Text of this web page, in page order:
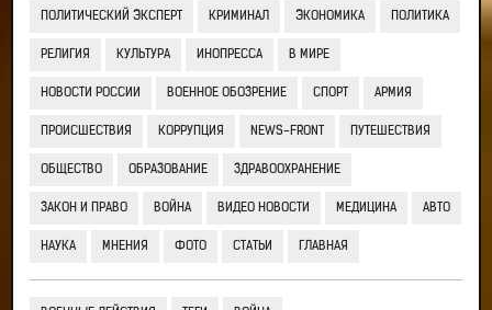
ПОЛИТИЧЕСКИЙ ЭКСПЕРТ КРИМИНАЛ ЭКОНОМИКА ПОЛИТИКА
РЕЛИГИЯ КУЛЬТУРА ИНОПРЕССА В МИРЕ
НОВОСТИ РОССИИ ВОЕННОЕ ОБОЗРЕНИЕ СПОРТ АРМИЯ
ПРОИСШЕСТВИЯ КОРРУПЦИЯ NEWS-FRONT ПУТЕШЕСТВИЯ
ОБЩЕСТВО ОБРАЗОВАНИЕ ЗДРАВООХРАНЕНИЕ
ЗАКОН И ПРАВО ВОЙНА ВИДЕО НОВОСТИ МЕДИЦИНА АВТО
НАУКА МНЕНИЯ ФОТО СТАТЬИ ГЛАВНАЯ